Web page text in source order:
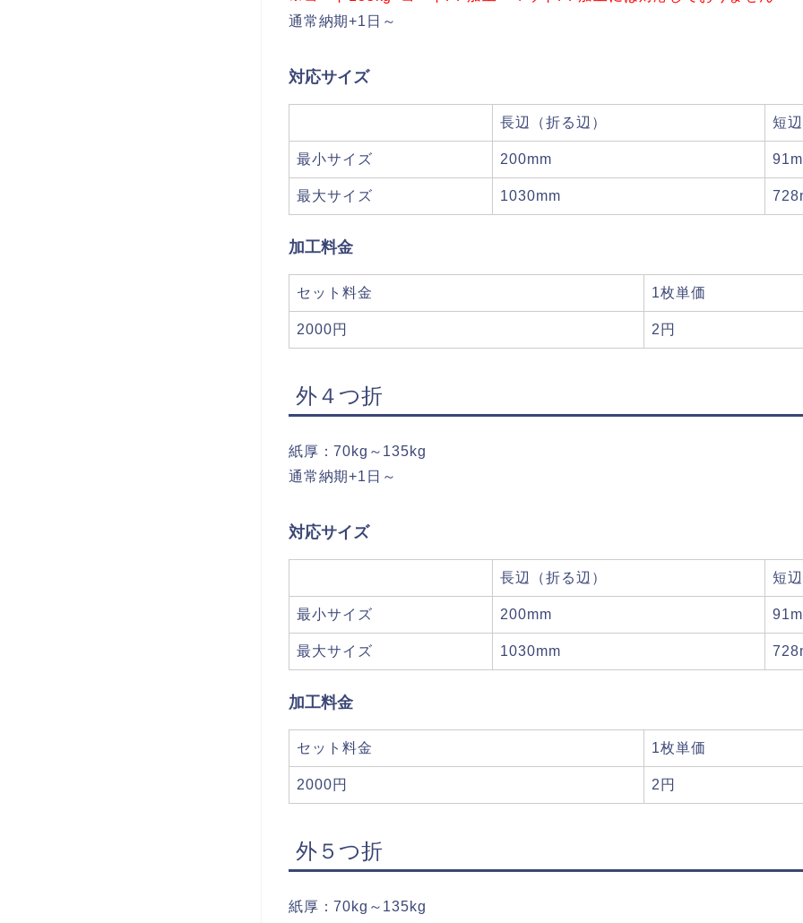
通常納期+1日～
対応サイズ
長辺（折る辺） 短辺
最小サイズ 200mm
最大サイズ 1030mm
加工料金
セット料金 1枚単価
2000円 2円
外４つ折
紙厚：70kg～135kg
通常納期+1日～
対応サイズ
長辺（折る辺） 短辺
最小サイズ 200mm
最大サイズ 1030mm
加工料金
セット料金 1枚単価
2000円 2円
外５つ折
紙厚：70kg～135kg